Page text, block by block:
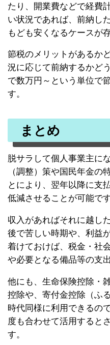
たり、開業費などで経費
い状況であれば、前納し
もども安くなるケースが
節税のメリットがあるか
況に応じて前納するかど
で数万円～という単位で
す。
まとめ
脱サラして個人事業主に
（調整）策や国民年金の
とにより、翌年以降に支
低減させることが可能です
収入があればそれに越し
後で苦しい時期や、利益
着けておけば、税金・社
や必要となる備品等の支
他にも、生命保険控除・
控除や、寄付金控除（ふ
時代同様に利用できるの
度も合わせて活用すると
す。